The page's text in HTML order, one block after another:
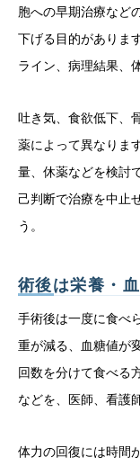
胞への早期治療など
下げる目的がありま
ライン、病理結果、
吐き気、食欲低下、
薬によって異なりま
量、休薬などを検討
己判断で治療を中止
う。
術後は栄養・
手術後は一度に食べ
重が減る、血糖値が
回数を分けて食べる
などを、医師、看護
体力の回復には時間